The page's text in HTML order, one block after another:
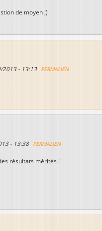
de moyen ;)
2013 - 13:13 PERMALIEN
- 13:38 PERMALIEN
résultats mérités !